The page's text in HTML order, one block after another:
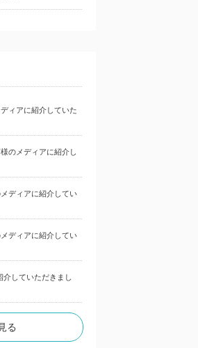
ィアに紹介していた
のメディアに紹介し
ディアに紹介してい
ディアに紹介してい
介していただきまし
る